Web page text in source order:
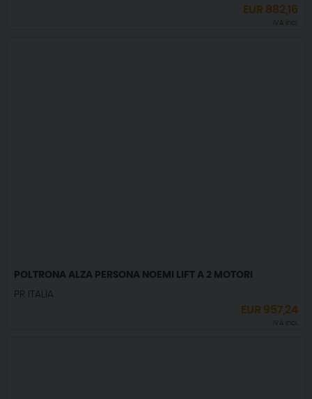
EUR 882,16
IVA incl.
POLTRONA ALZA PERSONA NOEMI LIFT A 2 MOTORI
PR ITALIA
EUR 957,24
IVA incl.